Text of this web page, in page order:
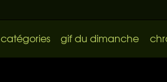
catégories gif du dimanche